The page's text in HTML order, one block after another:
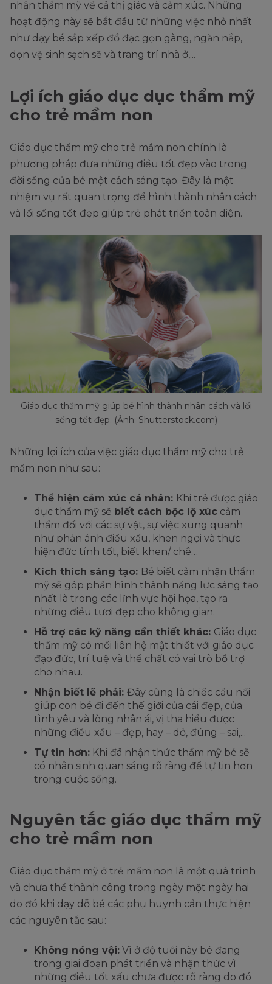
nhận thẩm mỹ về cả thị giác và cảm xúc. Những
hoạt động này sẽ bắt đầu từ những việc nhỏ nhất
như dạy bé sắp xếp đồ đạc gọn gàng, ngăn nắp,
dọn vệ sinh sạch sẽ và trang trí nhà ở,...
Lợi ích giáo dục dục thẩm mỹ
cho trẻ mầm non
Giáo dục thẩm mỹ cho trẻ mầm non chính là
phương pháp đưa những điều tốt đẹp vào trong
đời sống của bé một cách sáng tạo. Đây là một
nhiệm vụ rất quan trọng để hình thành nhân cách
và lối sống tốt đẹp giúp trẻ phát triển toàn diện.
Giáo dục thẩm mỹ giúp bé hình thành nhân cách và lối
sống tốt đẹp. (Ảnh: Shutterstock.com)
Những lợi ích của việc giáo dục thẩm mỹ cho trẻ
mầm non như sau:
Thể hiện cảm xúc cá nhân: Khi trẻ được giáo
dục thẩm mỹ sẽ biết cách bộc lộ xúc cảm
thẩm đối với các sự vật, sự việc xung quanh
như phản ánh điều xấu, khen ngợi và thực
hiện đức tính tốt, biết khen/ chê…
Kích thích sáng tạo: Bé biết cảm nhận thẩm
mỹ sẽ góp phần hình thành năng lực sáng tạo
nhất là trong các lĩnh vực hội họa, tạo ra
những điều tươi đẹp cho không gian.
Hỗ trợ các kỹ năng cần thiết khác: Giáo dục
thẩm mỹ có mối liên hệ mật thiết với giáo dục
đạo đức, trí tuệ và thể chất có vai trò bổ trợ
cho nhau.
Nhận biết lẽ phải: Đây cũng là chiếc cầu nối
giúp con bé đi đến thế giới của cái đẹp, của
tình yêu và lòng nhân ái, vị tha hiểu được
những điều xấu – đẹp, hay – dở, đúng – sai,...
Tự tin hơn: Khi đã nhận thức thẩm mỹ bé sẽ
có nhân sinh quan sáng rõ ràng để tự tin hơn
trong cuộc sống.
Nguyên tắc giáo dục thẩm mỹ
cho trẻ mầm non
Giáo dục thẩm mỹ ở trẻ mầm non là một quá trình
và chưa thể thành công trong ngày một ngày hai
do đó khi dạy dỗ bé các phụ huynh cần thực hiện
các nguyên tắc sau:
Không nóng vội: Vì ở độ tuổi này bé đang
trong giai đoạn phát triển và nhận thức vì
những điều tốt xấu chưa được rõ ràng do đó